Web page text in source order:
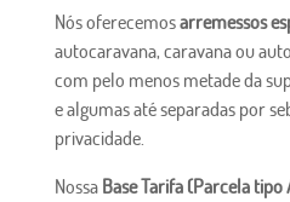
Nós oferecemosarremessos
autocaravana, caravana ou
com pelo menos metade da
e algumas até separadas por
privacidade.
Nossa Base Tarifa (Parcela tipo